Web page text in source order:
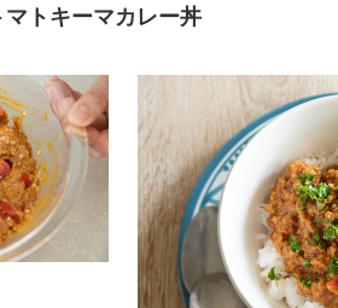
トキーマカレー丼